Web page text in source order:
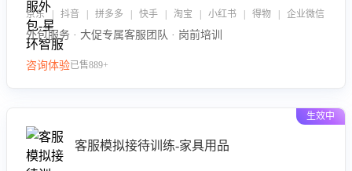
京东 | 抖音 | 拼多多 | 快手 | 淘宝 | 小红书 | 得物 | 企业微信
外包服务 · 大促专属客服团队 · 岗前培训
咨询体验已售889+
生效中
客服模拟接待训练-家具用品